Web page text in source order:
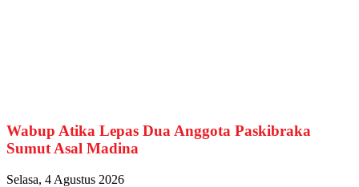
Wabup Atika Lepas Dua Anggota Paskibraka
Sumut Asal Madina
Selasa, 4 Agustus 2026